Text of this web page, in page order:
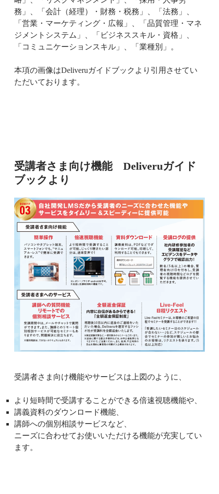
務」、「会計（経理）・財務・税務」、「法務」、
「営業・マーケティング・広報」、「品質管理・マネ
ジメントシステム」、「ビジネススキル・資格」、
「コミュニケーションスキル」、「業種別」。
本項の画像はDeliveruガイドブックより引用させてい
ただいております。
受講者さま向け機能 Deliveruガイド
ブックより
受講者さま向け機能やサービスは上図のように、
より短時間で受講することができる倍速視聴機能や、
講義資料のダウンロード機能、
講師への個別相談サービスなど、
ニーズに合わせてお使いいただける機能が充実してい
ます。